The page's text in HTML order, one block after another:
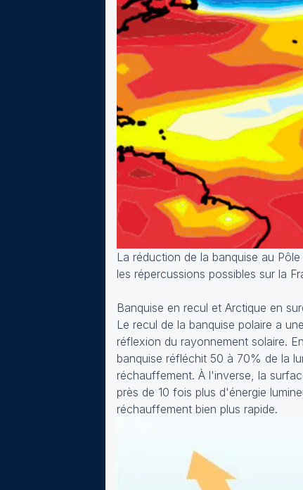
La réduction de la banquise au
les répercussions possibles sur la
Banquise en recul et Arctique en
Le recul de la banquise polaire a
réflexion du rayonnement solaire.
banquise réfléchit 50 à 70% de la
réchauffement. À l'inverse, la
près de 10 fois plus d'énergie
réchauffement bien plus rapide.